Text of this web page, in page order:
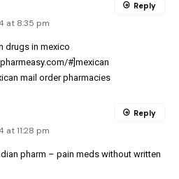
at 8:35 pm
drugs in mexico
#]mexican
mail order pharmacies
Reply
at 11:28 pm
pharm – pain meds without written
Reply